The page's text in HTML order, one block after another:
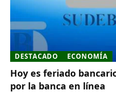
DESTACADO ECONOMÍA
Hoy es feriado
por la banca en línea